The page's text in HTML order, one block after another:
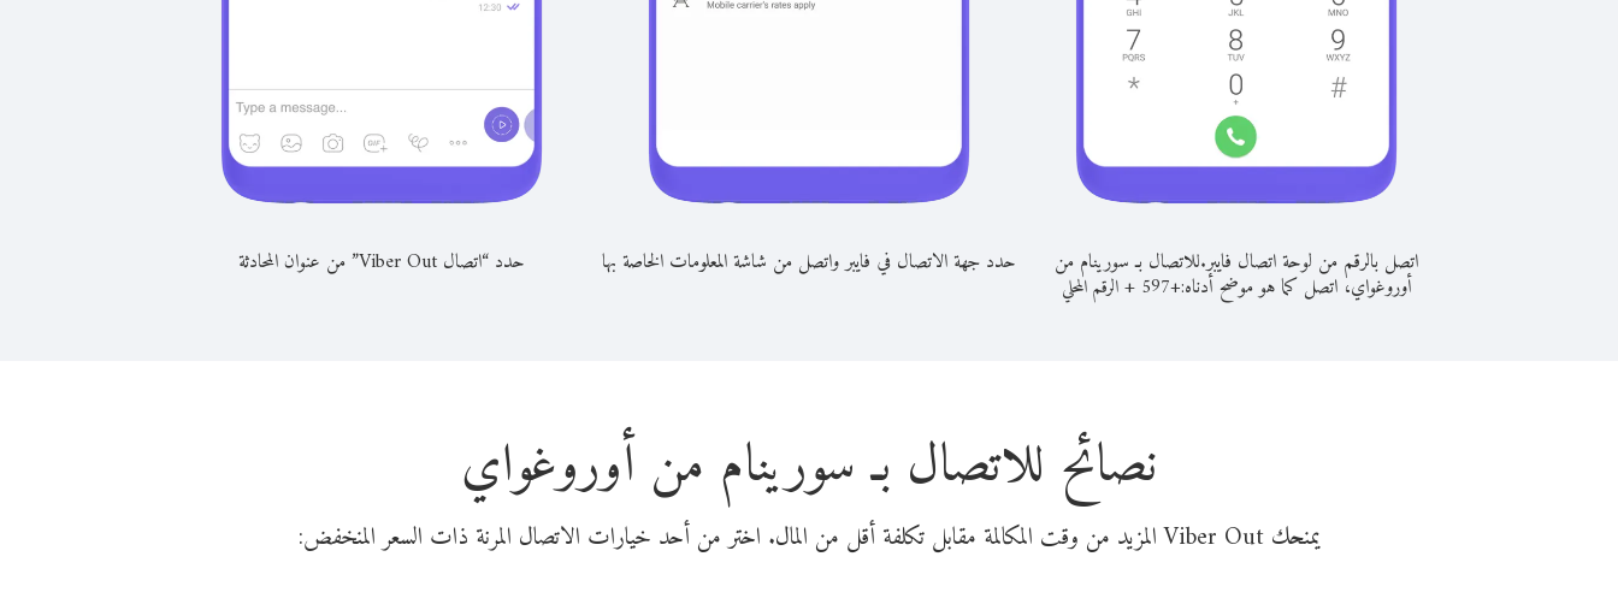
اتصل بالرقم من لوحة اتصال فايبر.للاتصال بـ سورينام من
أوروغواي، اتصل كما هو موضح أدناه:+
597
+الرقم المحلي
حدد جهة الاتصال في فايبر واتصل من شاشة المعلومات الخاصة بها حدد “اتصال Viber Out” من عنوان المحادثة
نصائح للاتصال بـ سورينام من أوروغواي
يمنحك Viber Out المزيد من وقت المكالمة مقابل تكلفة أقل من المال. اختر من أحد خيارات الاتصال المرنة ذات السعر المنخفض: